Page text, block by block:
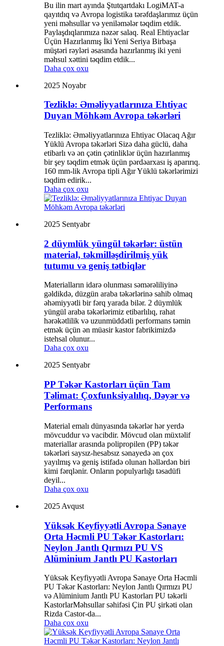
Bu ilin mart ayında Ştutqartdakı LogiMAT-a
qayıtdıq və Avropa logistika tərəfdaşlarımız üçün
yeni məhsullar və yeniləmələr təqdim etdik.
Paylaşdıqlarımıza nəzər salaq. Real Ehtiyaclar
Üçün Hazırlanmış İki Yeni Seriya Birbaşa
müştəri rəyləri əsasında hazırlanmış iki yeni
məhsul xəttini təqdim etdik...
Daha çox oxu
2025 Noyabr
Tezliklə: Əməliyyatlarınıza Ehtiyac
Duyan Möhkəm Avropa təkərləri
Tezliklə: Əməliyyatlarınıza Ehtiyac Olacaq Ağır
Yüklü Avropa təkərləri Sizə daha güclü, daha
etibarlı və ən çətin çətinliklər üçün hazırlanmış
bir şey təqdim etmək üçün pərdəarxası iş aparırıq.
160 mm-lik Avropa tipli Ağır Yüklü təkərlərimizi
təqdim edirik...
Daha çox oxu
2025 Sentyabr
2 düymlük yüngül təkərlər: üstün
material, təkmilləşdirilmiş yük
tutumu və geniş tətbiqlər
Materialların idarə olunması səmərəliliyinə
gəldikdə, düzgün araba təkərlərinə sahib olmaq
əhəmiyyətli bir fərq yarada bilər. 2 düymlük
yüngül araba təkərlərimiz etibarlılıq, rahat
hərəkətlilik və uzunmüddətli performans təmin
etmək üçün ən müasir kastor fabrikimizdə
istehsal olunur...
Daha çox oxu
2025 Sentyabr
PP Təkər Kastorları üçün Tam
Təlimat: Çoxfunksiyalılıq, Dəyər və
Performans
Material emalı dünyasında təkərlər hər yerdə
mövcuddur və vacibdir. Mövcud olan müxtəlif
materiallar arasında polipropilen (PP) təkər
təkərləri saysız-hesabsız sənayedə ən çox
yayılmış və geniş istifadə olunan həllərdən biri
kimi fərqlənir. Onların populyarlığı təsadüfi
deyil...
Daha çox oxu
2025 Avqust
Yüksək Keyfiyyətli Avropa Sənaye
Orta Həcmli PU Təkər Kastorları:
Neylon Jantlı Qırmızı PU VS
Alüminium Jantlı PU Kastorları
Yüksək Keyfiyyətli Avropa Sənaye Orta Həcmli
PU Təkər Kastorları: Neylon Jantlı Qırmızı PU
və Alüminium Jantlı PU Kastorları PU təkərli
KastorlarMəhsullar səhifəsi Çin PU şirkəti olan
Rizda Castor-da...
Daha çox oxu